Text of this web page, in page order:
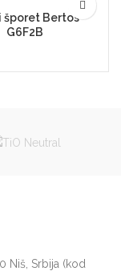
šporet Bertos
G6F2B
Niš, Srbija (kod